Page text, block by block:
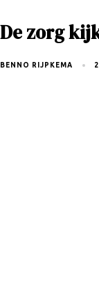
De zorg
BENNO RIJPKEMA